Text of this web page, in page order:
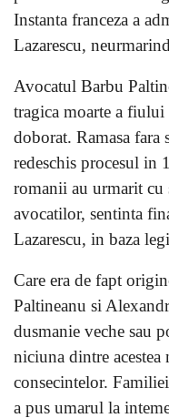
Instanta franceza a
Lazarescu,
Avocatul Barbu
tragica moarte a fiului
doborat. Ramasa fara
redeschis procesul in
romanii au urmarit
avocatilor, sentinta
Lazarescu, in baza
Care era de fapt
Paltineanu si
dusmanie veche sau
niciuna dintre
consecintelor.
a pus umarul la